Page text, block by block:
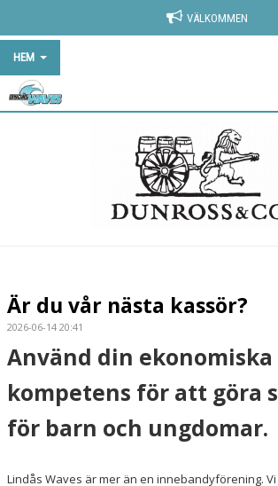
VÄLKOMMEN
HEM
KONTAKT
KALENDER
VÅRA LAG/TRÄNARE
MATCHER
INFORMATION CAFÉ
Är du vår nästa kassör?
2026-06-14 20:41
Använd din ekonomiska
kompetens för att göra
för barn och ungdomar.
Lindås Waves är mer än en innebandyförening.